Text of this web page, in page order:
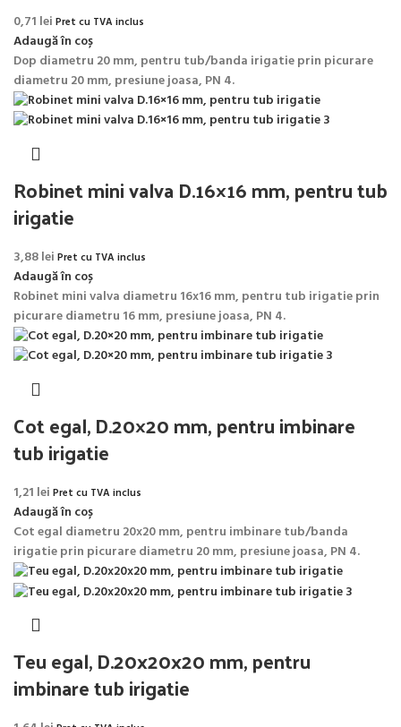
0,71 lei Pret cu TVA inclus
Adaugă în coș
Dop diametru 20 mm, pentru tub/banda irigatie prin picurare
diametru 20 mm, presiune joasa, PN 4.
Robinet mini valva D.16×16 mm, pentru tub
irigatie
3,88lei Pret cu TVA inclus
Adaugă în coș
Robinet mini valva diametru 16x16 mm, pentru tub irigatie prin
picurare diametru 16 mm, presiune joasa, PN 4.
Cot egal, D.20×20 mm, pentru imbinare
tub irigatie
1,21 lei Pret cu TVA inclus
Adaugă în coș
Cot egal diametru 20x20 mm, pentru imbinare tub/banda
irigatie prin picurare diametru 20 mm, presiune joasa, PN 4.
Teu egal, D.20x20x20 mm, pentru
imbinare tub irigatie